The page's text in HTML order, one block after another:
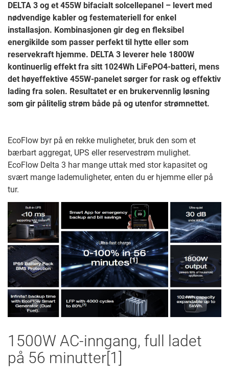
DELTA 3 og et 455W bifacialt solcellepanel – levert med
nødvendige kabler og festemateriell for enkel
installasjon. Kombinasjonen gir deg en fleksibel
energikilde som passer perfekt til hytte eller som
reservekraft hjemme. DELTA 3 leverer hele 1800W
kontinuerlig effekt fra sitt 1024Wh LiFePO4-batteri, mens
det høyeffektive 455W-panelet sørger for rask og effektiv
lading fra solen. Resultatet er en brukervennlig løsning
som gir pålitelig strøm både på og utenfor strømnettet.
EcoFlow byr på en rekke muligheter, bruk den som et
bærbart aggregat, UPS eller reservestrøm mulighet.
EcoFlow Delta 3 har mange uttak med stor kapasitet og
svært mange lademuligheter, enten du er hjemme eller på
tur.
1500W AC-inngang, full ladet
på 56 minutter[1]